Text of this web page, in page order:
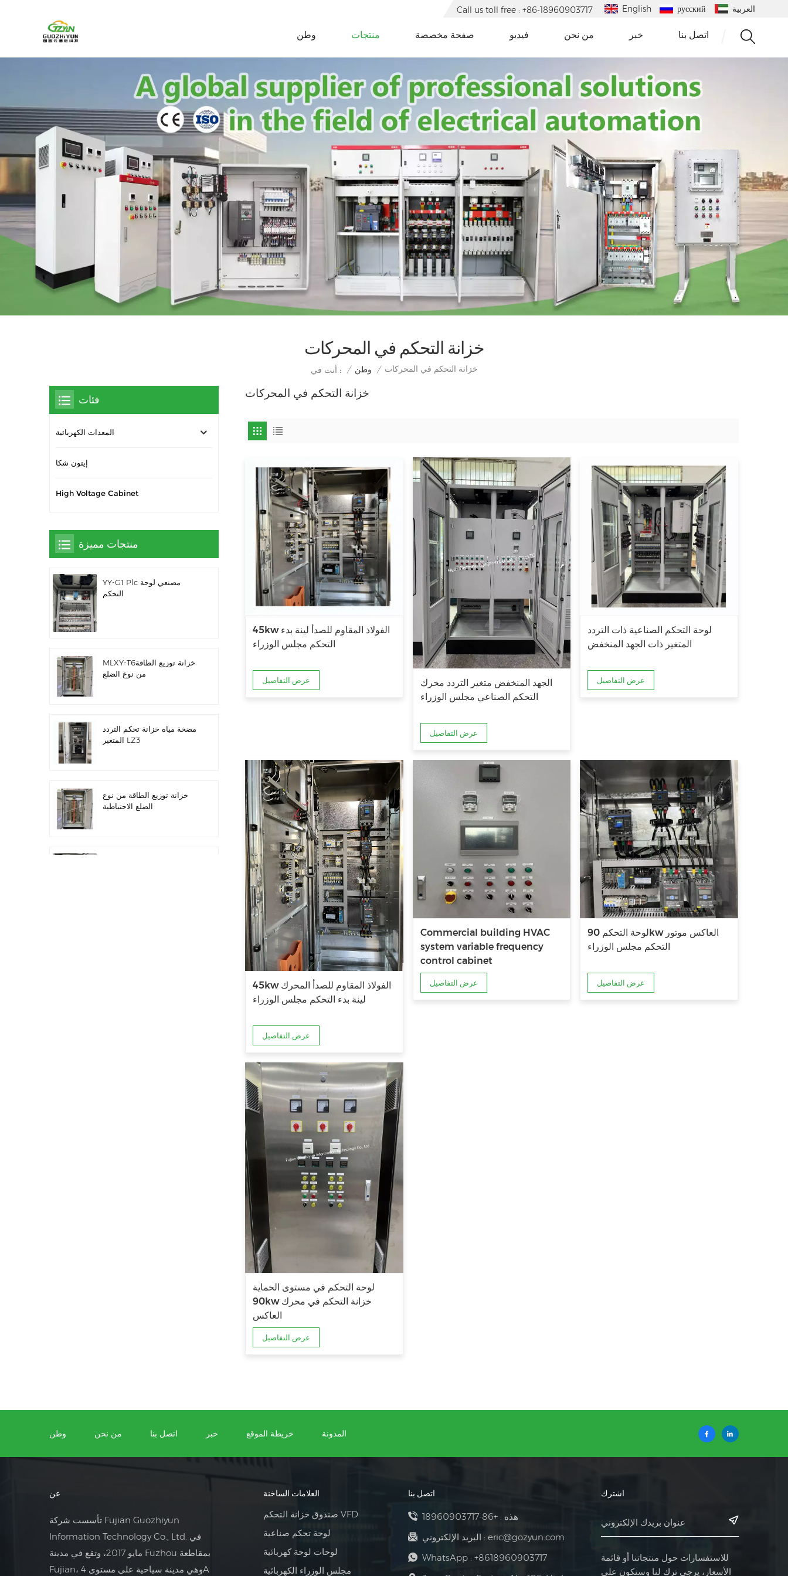
English русский العربية Call us toll free : +86-18960903717
وطن منتجات صفحة مخصصة فيديو من نحن خبر اتصل بنا
خزانة التحكم في المحركات
أنت في : / وطن / خزانة التحكم في المحركات
خزانة التحكم في المحركات
45kw الفولاذ المقاوم للصدأ لينة بدء
التحكم مجلس الوزراء
عرض التفاصيل
الجهد المنخفض متغير التردد محرك
التحكم الصناعي مجلس الوزراء
عرض التفاصيل
لوحة التحكم الصناعية ذات التردد
المتغير ذات الجهد المنخفض
عرض التفاصيل
45kw الفولاذ المقاوم للصدأ المحرك
لينة بدء التحكم مجلس الوزراء
عرض التفاصيل
Commercial building HVAC
system variable frequency
control cabinet
عرض التفاصيل
لوحة التحكم 90kw العاكس موتور
التحكم مجلس الوزراء
عرض التفاصيل
لوحة التحكم في مستوى الحماية
90kw خزانة التحكم في محرك
العاكس
عرض التفاصيل
فئات
المعدات الكهربائية
إيتون شكا
High Voltage Cabinet
منتجات مميزة
YY-G1 Plc مصنعي لوحة
التحكم
MLXY-T6خزانة توزيع الطاقة
من نوع الضلع
مضخة مياه خزانة تحكم التردد
المتغير LZ3
خزانة توزيع الطاقة من نوع
الضلع الاحتياطية
وطن من نحن اتصل بنا خبر خريطة الموقع المدونة
عن
تأسست شركة Fujian Guozhiyun
Information Technology Co., Ltd. في
مايو 2017، وتقع في مدينة Fuzhou بمقاطعة
Fujian، وهي مدينة سياحية على مستوى 4A
العلامات الساخنة
صندوق خزانة التحكم VFD
لوحة تحكم صناعية
لوحات لوحة كهربائية
مجلس الوزراء الكهربائية
اتصل بنا
هذه :+86-18960903717
البريد الإلكتروني : eric@gozyun.com
WhatsApp : +8618960903717
اشترك
للاستفسارات حول منتجاتنا أو قائمة
الأسعار، يرجى ترك لنا وسنكون على